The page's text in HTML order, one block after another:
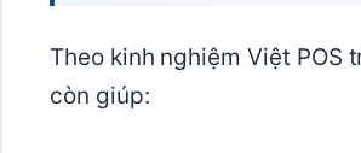
Theo kinh nghiệm Việt
còn giúp: